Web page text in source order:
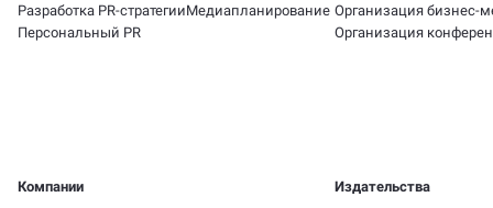
Разработка PR-стратегииМедиапланирование
Персональный PR
Организация бизнес-
Организация
Компании
Издательства